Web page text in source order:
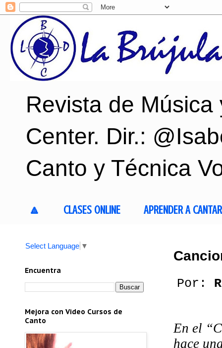
Revista de
Center. Dir.:
Canto y Técnica
🔼 CLASES ONLINE APRENDER A CANTAR
Por:
En el
hace
Select Language ▼
Encuentra
Mejora con Video Cursos de
Canto